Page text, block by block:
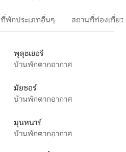
ที่พักประเภทอื่นๆ สถานที่ท่องเที่ย
พุดุชเชอรี
บ้านพักตากอากาศ
มัยซอร์
บ้านพักตากอากาศ
มุนหนาร์
บ้านพักตากอากาศ